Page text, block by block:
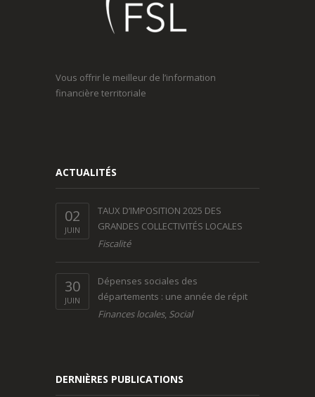
Vous offrir le meilleur de l’information
financière territoriale
ACTUALITÉS
02
JUIN
TAUX D’IMPOSITION 2025 DES
GRANDES COLLECTIVITÉS LOCALES
Fiscalité
30
JUIN
Dépenses sociales des
départements : une année de répit
Finances locales, Social
DERNIÈRES PUBLICATIONS